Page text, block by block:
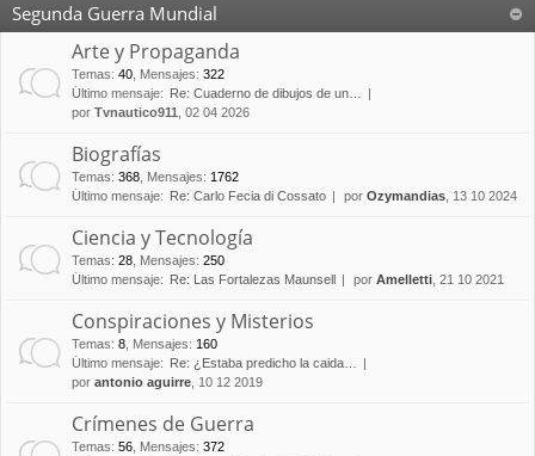
Segunda Guerra Mundial
Arte y Propaganda
Temas: 40 Mensajes: 322
Último mensaje:
Re: Cuaderno de dibujos de un…
por Tvnautico911 , 02 04 2026
Biografías
Temas: 368 Mensajes: 1762
Último mensaje:
Re: Carlo Fecia di Cossato por Ozymandias , 13 10 2024
Ciencia y Tecnología
Temas: 28 Mensajes: 250
Último mensaje:
Re: Las Fortalezas Maunsell por Amelletti , 21 10 2021
Conspiraciones y Misterios
Temas: 8 Mensajes: 160
Último mensaje:
Re: ¿Estaba predicho la caida…
por antonio aguirre , 10 12 2019
Crímenes de Guerra
Temas: 56 Mensajes: 372